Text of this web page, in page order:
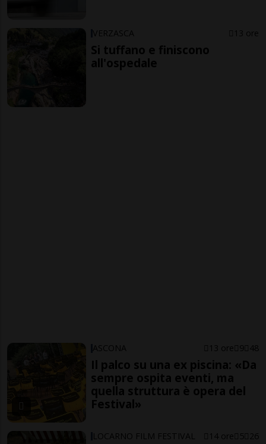
VERZASCA 13 ore
Si tuffano e finiscono
all'ospedale
ASCONA 13 ore 9 48
Il palco su una ex piscina: «Da
sempre ospita eventi, ma
quella struttura è opera del
Festival»
LOCARNO FILM FESTIVAL 14 ore 5 26